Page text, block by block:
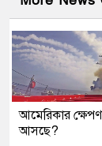
আমেরিকার
আসছে?